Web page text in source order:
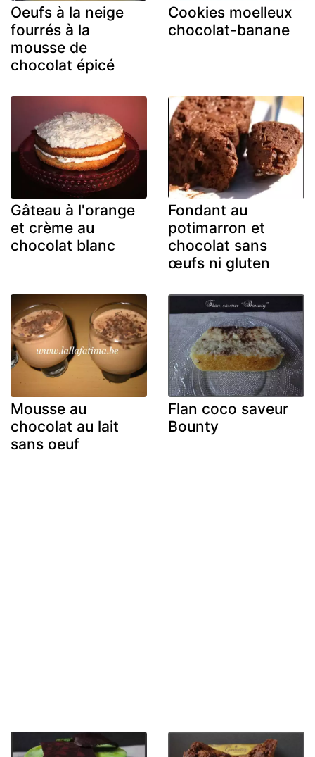
Oeufs à la neige
fourrés à la
mousse de
chocolat épicé
Cookies moelleux
chocolat-banane
Gâteau à l'orange
et crème au
chocolat blanc
Fondant au
potimarron et
chocolat sans
œufs ni gluten
Mousse au
chocolat au lait
sans oeuf
Flan coco saveur
Bounty